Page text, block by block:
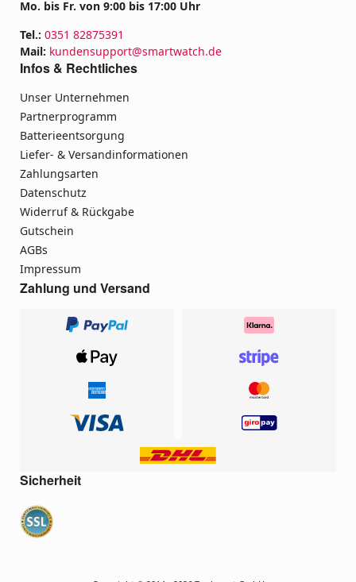
Mo. bis Fr. von 9:00 bis 17:00 Uhr
Tel.: 0351 82875391
Mail: kundensupport@smartwatch.de
Infos & Rechtliches
Unser Unternehmen
Partnerprogramm
Batterieentsorgung
Liefer- & Versandinformationen
Zahlungsarten
Datenschutz
Widerruf & Rückgabe
Gutschein
AGBs
Impressum
Zahlung und Versand
Sicherheit